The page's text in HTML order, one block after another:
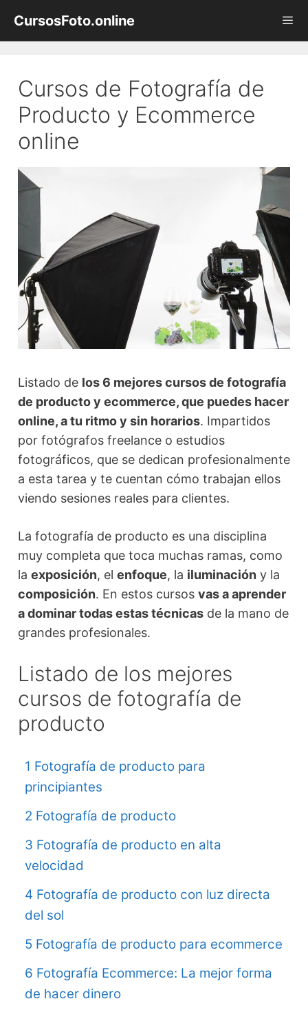
CursosFoto.online
Cursos de Fotografía de
Producto y Ecommerce
online
Listado de los 6 mejores cursos de fotografía
de producto y ecommerce, que puedes hacer
online, a tu ritmo y sin horarios. Impartidos
por fotógrafos freelance o estudios
fotográficos, que se dedican profesionalmente
a esta tarea y te cuentan cómo trabajan ellos
viendo sesiones reales para clientes.
La fotografía de producto es una disciplina
muy completa que toca muchas ramas, como
la exposición, el enfoque, la iluminación y la
composición. En estos cursos vas a aprender
a dominar todas estas técnicas de la mano de
grandes profesionales.
Listado de los mejores
cursos de fotografía de
producto
1 Fotografía de producto para
principiantes
2 Fotografía de producto
3 Fotografía de producto en alta
velocidad
4 Fotografía de producto con luz directa
del sol
5 Fotografía de producto para ecommerce
6 Fotografía Ecommerce: La mejor forma
de hacer dinero